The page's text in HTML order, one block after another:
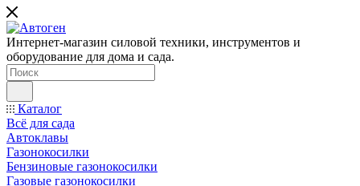
Интернет-магазин силовой техники, инструментов и
оборудование для дома и сада.
Каталог
Всё для сада
Автоклавы
Газонокосилки
Бензиновые газонокосилки
Газовые газонокосилки